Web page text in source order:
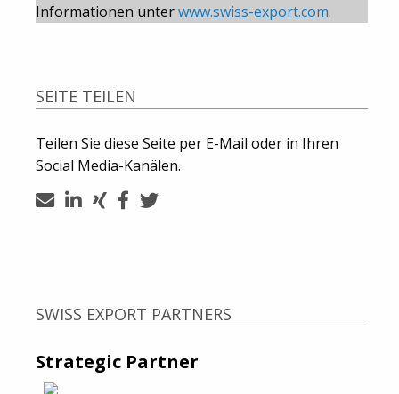
Informationen unterwww.swiss-export.com.
SEITE TEILEN
Teilen Sie diese Seite per E-Mail oder in Ihren
Social Media-Kanälen.
SWISS EXPORT PARTNERS
Strategic Partner